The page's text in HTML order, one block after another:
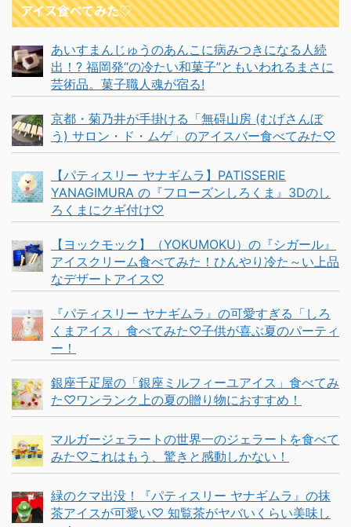
アイス食べてみた♡
あいすまんじゅうのあんこに病みつきになる人続
出！? 福岡発“の冷たい和菓子”ともいわれるまさに
芸術品。菓子職人魂が宿る!
京都・菊乃井が手掛ける「無碍山房 (むげさんぼ
う) サロン・ド・ムゲ」のアイスバー食べてみた♡
【パティスリー ヤナギムラ】PATISSERIE
YANAGIMURA の『フローズンしろくま』3Dのし
ろくまにクギ付け♡
【ヨックモック】（YOKUMOKU）の『シガール』
アイスクリーム食べてみた！ひんやり冷た～い上品
なデザートアイス♡
『パティスリー ヤナギムラ』の可愛すぎる「しろ
くまアイス」食べてみた♡子供が喜ぶ夏のパーティ
ー！
銀座千疋屋の「銀座ミルフィーユアイス」食べてみ
た♡ワンランク上の夏の贈り物におすすめ！
マルガージェラートの世界一のジェラートを食べて
みた♡これはもう、驚きと感動しかない！
緑のクマ出没！『パティスリー ヤナギムラ』の抹
茶アイスが可愛い♡ 知覧茶がヤバいくらい美味し